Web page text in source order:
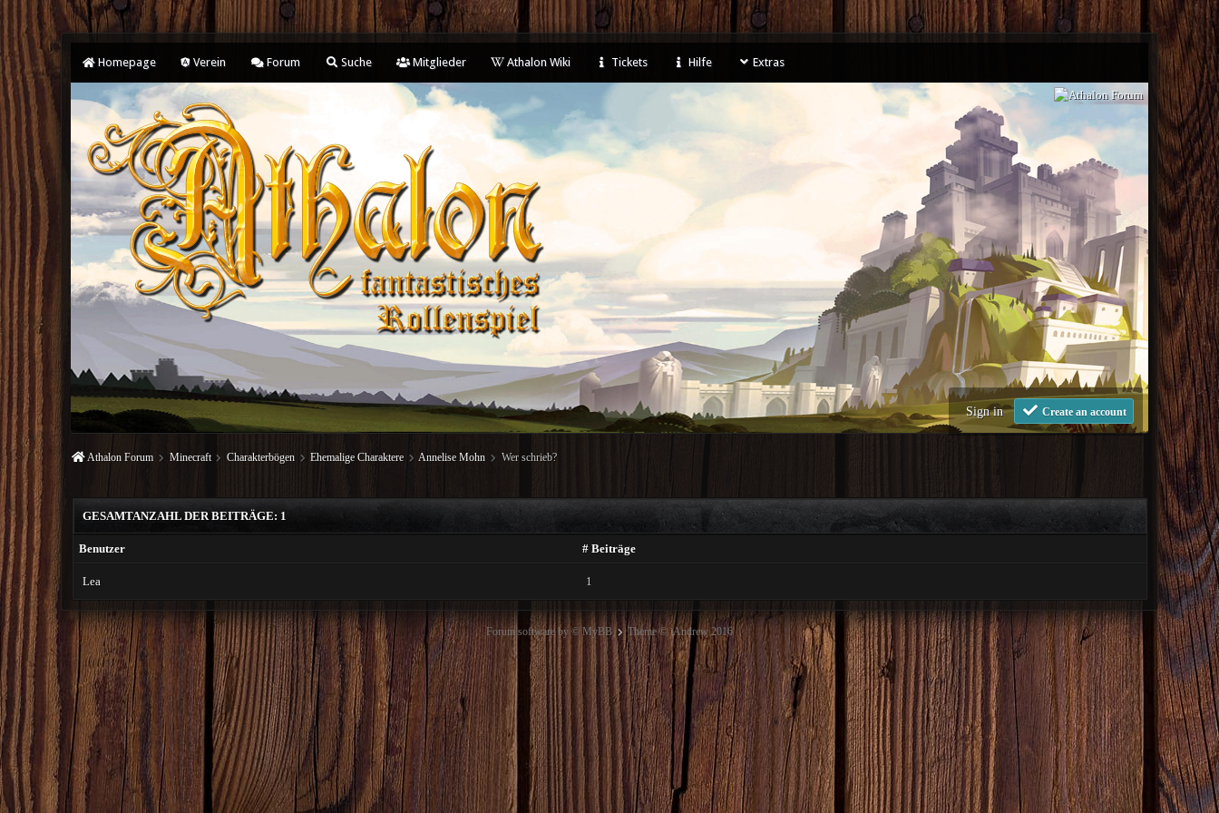
Homepage Verein Forum Suche Mitglieder Athalon Wiki Tickets Hilfe Extras
Sign in Create an account
Athalon Forum Minecraft Charakterbögen Ehemalige Charaktere Annelise Mohn Wer schrieb?
GESAMTANZAHL DER BEITRÄGE: 1
Benutzer # Beiträge
Lea 1
Forum software by © MyBB Theme © iAndrew 2016